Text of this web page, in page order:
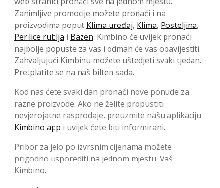
Zanimljive promocije možete pronaći i na
proizvodima poput Klima uređaj, Klima, Posteljina,
Perilice rublja i Bazen. Kimbino će uvijek pronaći
najbolje popuste za vas i odmah će vas obavijestiti.
Zahvaljujući Kimbinu možete uštedjeti svaki tjedan.
Pretplatite se na naš bilten sada.
Kod nas ćete svaki dan pronaći nove ponude za
razne proizvode. Ako ne želite propustiti
nevjerojatne rasprodaje, preuzmite našu aplikaciju
Kimbino app i uvijek ćete biti informirani.
Pribor za jelo po izvrsnim cijenama možete
prigodno usporediti na jednom mjestu. Vaš
Kimbino.